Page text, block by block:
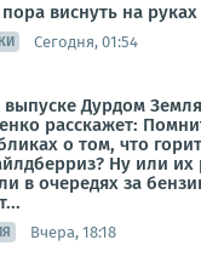
виснуть на руках
Сегодня, 01:54
Дурдом
расскажет:
о том, что
Ну или их
в очередях за
Вчера, 18:18